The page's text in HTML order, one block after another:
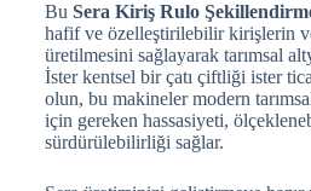
Bu Sera Kiriş Rulo
hafif ve özelleştirilebilir kirişlerin
üretilmesini sağlayarak tarımsal
İster kentsel bir çatı çiftliği ister
olun, bu makineler modern
için gereken hassasiyeti,
sürdürülebilirliği sağlar.